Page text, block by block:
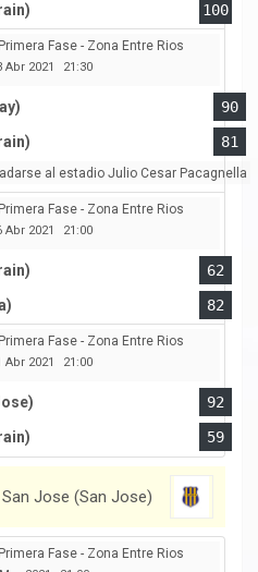
100
Fase - Zona Entre Rios
Abr 2021 21:30
90
81
al estadio Julio Cesar Pacagnella
Fase - Zona Entre Rios
Abr 2021 21:00
62
82
Fase - Zona Entre Rios
Abr 2021 21:00
92
59
San Jose (San Jose)
Fase - Zona Entre Rios